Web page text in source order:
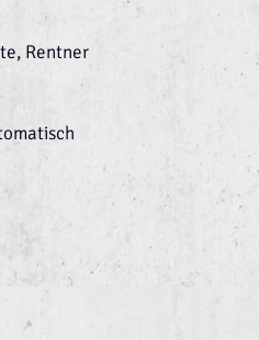
Rentner